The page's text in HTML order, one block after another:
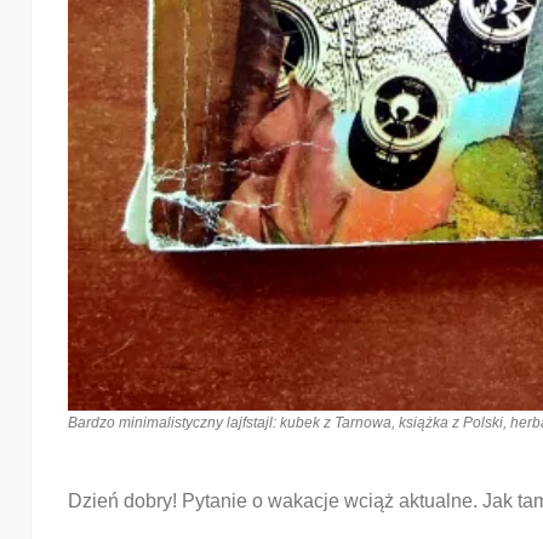
Bardzo minimalistyczny lajfstajl: kubek z Tarnowa, książka z Polski,
Dzień dobry! Pytanie o wakacje wciąż aktualne. Jak